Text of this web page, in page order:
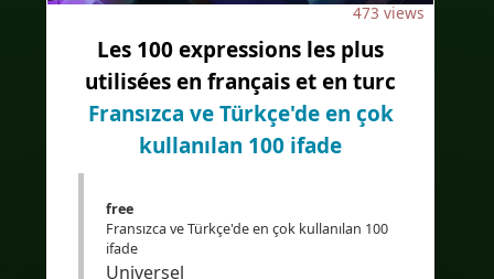
#Traduction
#IA
#Çeviri
#YapayZeka
#EdTech
#eLearning
473 views
Les 100 expressions les plus
utilisées en français et en turc
Fransızca ve Türkçe'de en çok
kullanılan 100 ifade
free
Fransızca ve Türkçe'de en çok kullanılan 100
ifade
Universel